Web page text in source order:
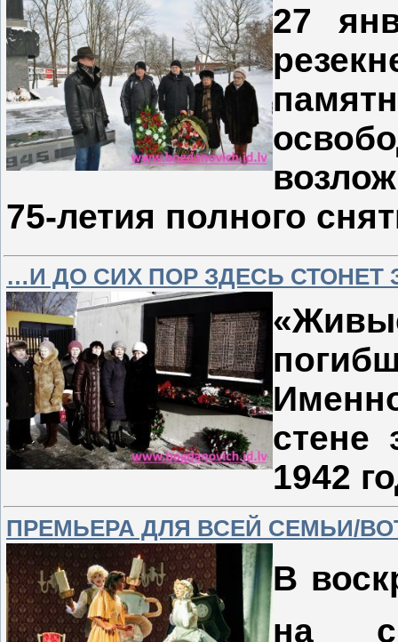
27
75-летия полного
…И ДО СИХ ПОР ЗДЕСЬ СТОНЕТ
стене
1942
ПРЕМЬЕРА ДЛЯ ВСЕЙ СЕМЬИ/
В
на